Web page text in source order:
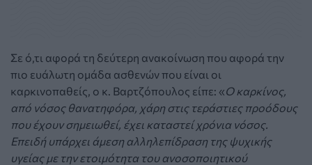
Σε ό,τι αφορά τη δεύτερη ανακοίνωση που αφορά την
πιο ευάλωτη ομάδα ασθενών που είναι οι
καρκινοπαθείς, ο κ. Βαρτζόπουλος είπε: «Ο καρκίνος,
από νόσος θανατηφόρα, χάρη στις τεράστιες προόδους
που έχουν σημειωθεί, έχει καταστεί χρόνια νόσος.
Επειδή υπάρχει άμεση αλληλεπίδραση της ψυχικής
υγείας με την ετοιμότητα του ανοσοποιητικού